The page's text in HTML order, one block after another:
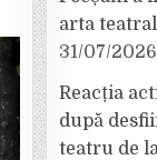
arta
31/07/2026
Reacția
după
teatru de